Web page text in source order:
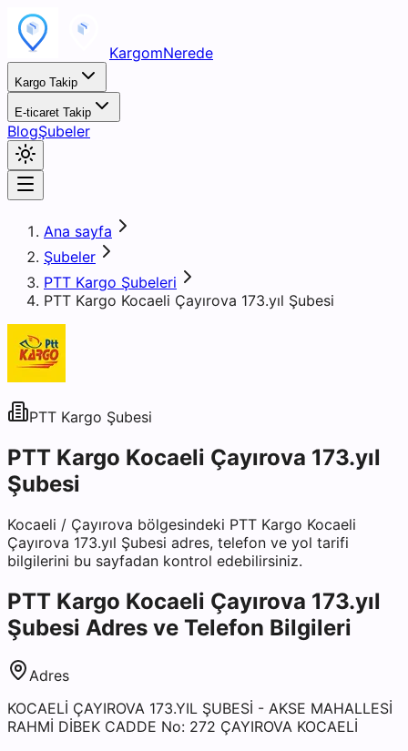
KargomNerede
Kargo Takip
E-ticaret Takip
BlogŞubeler
Ana sayfa
Şubeler
PTT Kargo Şubeleri
PTT Kargo Kocaeli Çayırova 173.yıl Şubesi
PTT Kargo Şubesi
PTT Kargo Kocaeli Çayırova 173.yıl
Şubesi
Kocaeli / Çayırova bölgesindeki PTT Kargo Kocaeli
Çayırova 173.yıl Şubesi adres, telefon ve yol tarifi
bilgilerini bu sayfadan kontrol edebilirsiniz.
PTT Kargo Kocaeli Çayırova 173.yıl
Şubesi Adres ve Telefon Bilgileri
Adres
KOCAELİ ÇAYIROVA 173.YIL ŞUBESİ - AKSE MAHALLESİ
RAHMİ DİBEK CADDE No: 272 ÇAYIROVA KOCAELİ